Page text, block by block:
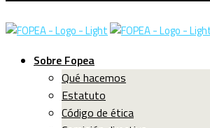
Sobre Fopea
Qué hacemos
Estatuto
Código de ética